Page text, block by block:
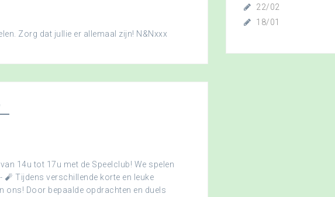
Zorg dat jullie er allemaal zijn! N&Nxxx
14u tot 17u met de Speelclub! We spelen
Tijdens verschillende korte en leuke
ons! Door bepaalde opdrachten en duels
22/02
18/01